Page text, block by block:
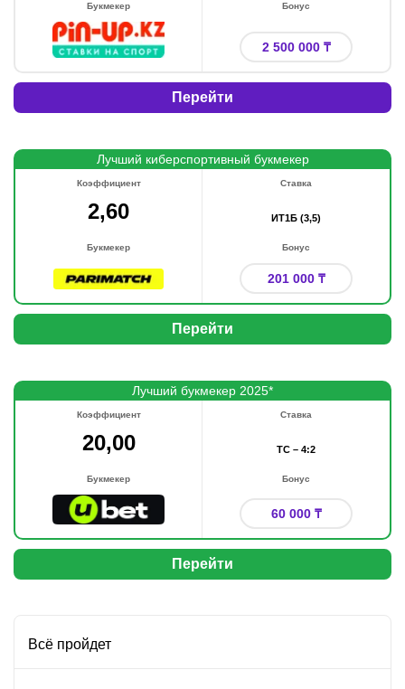
Букмекер Бонус
2 500 000 ₸
Перейти
Лучший киберспортивный букмекер
Коэффициент
2,60
Ставка
ИТ1Б (3,5)
Букмекер Бонус
201 000 ₸
Перейти
Лучший букмекер 2025*
Коэффициент
20,00
Ставка
ТС – 4:2
Букмекер Бонус
60 000 ₸
Перейти
Всё пройдет